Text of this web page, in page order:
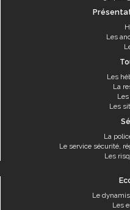
Les
Les
La
Les
La
Le service sécurité,
Les
Le
Les